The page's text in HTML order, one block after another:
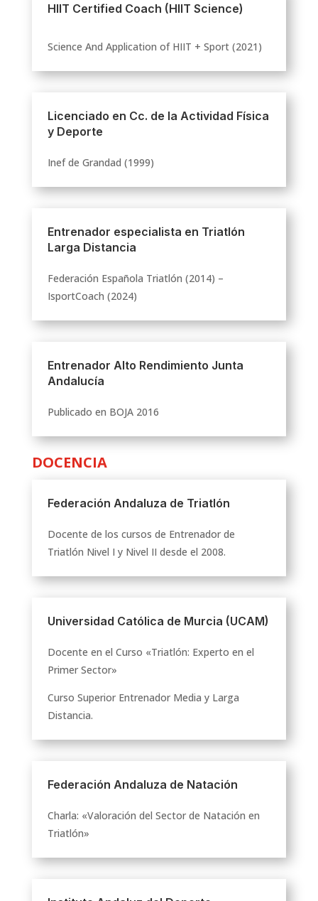
HIIT Certified Coach (HIIT Science)
Science And Application of HIIT + Sport (2021)
Licenciado en Cc. de la Actividad Física
y Deporte
Inef de Grandad (1999)
Entrenador especialista en Triatlón
Larga Distancia
Federación Española Triatlón (2014) –
IsportCoach (2024)
Entrenador Alto Rendimiento Junta
Andalucía
Publicado en BOJA 2016
DOCENCIA
Federación Andaluza de Triatlón
Docente de los cursos de Entrenador de
Triatlón Nivel I y Nivel II desde el 2008.
Universidad Católica de Murcia (UCAM)
Docente en el Curso «Triatlón: Experto en el
Primer Sector»
Curso Superior Entrenador Media y Larga
Distancia.
Federación Andaluza de Natación
Charla: «Valoración del Sector de Natación en
Triatlón»